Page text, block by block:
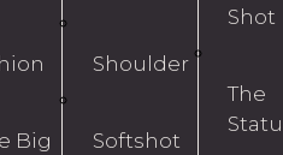
Big
Shoulder
Softshot
Shot
The